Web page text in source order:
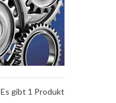
Es gibt 1 Produkt